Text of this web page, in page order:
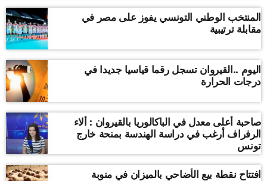
المنتخب الوطني التونسي يفوز على مصر في
مقابلة ترتيبية
اليوم ..القيروان تسجل رقما قياسيا جديدا في
درجات الحرارة
صاحبة أعلى معدل في الباكالوريا بالقيروان : ألاء
الرفراف أرغب في دراسة الهندسة بمنحة خارج
تونس
افتتاح نقطة بيع الأضاحي بالميزان في منوبة